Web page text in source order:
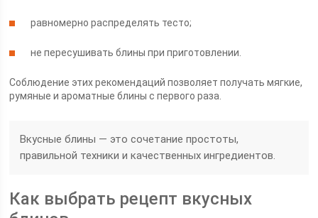
равномерно распределять тесто;
не пересушивать блины при приготовлении.
Соблюдение этих рекомендаций позволяет получать мягкие,
румяные и ароматные блины с первого раза.
Вкусные блины — это сочетание простоты,
правильной техники и качественных ингредиентов.
Как выбрать рецепт вкусных